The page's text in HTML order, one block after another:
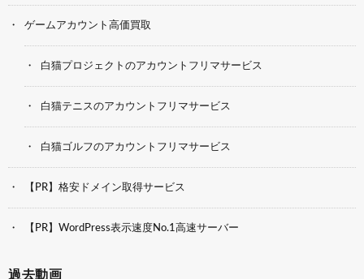
ゲームアカウント高価買取
白猫プロジェクトのアカウントフリマサービス
白猫テニスのアカウントフリマサービス
白猫ゴルフのアカウントフリマサービス
【PR】格安ドメイン取得サービス
【PR】WordPress表示速度No.1高速サーバー
過去動画